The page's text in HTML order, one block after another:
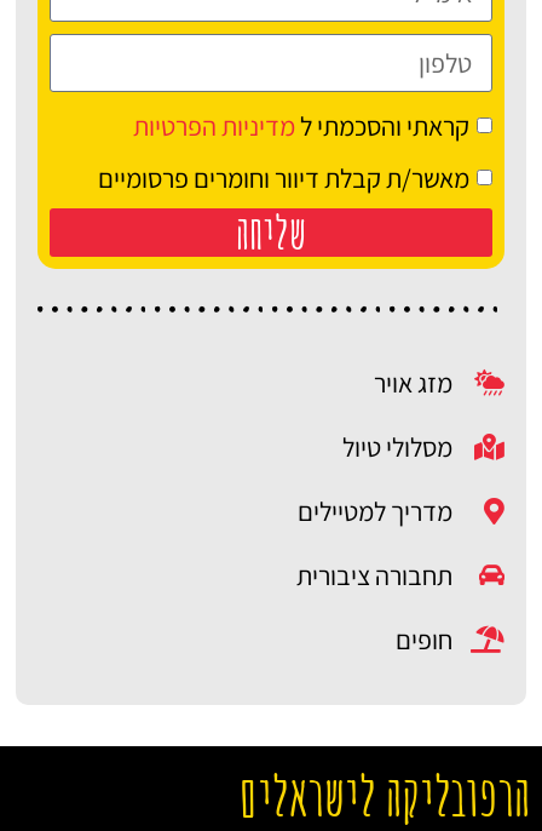
קראתי והסכמתי למדיניות הפרטיות
מאשר/ת קבלת דיוור וחומרים פרסומיים
שליחה
מזג אויר
מסלולי טיול
מדריך למטיילים
תחבורה ציבורית
חופים
הרפובליקה לישראלים